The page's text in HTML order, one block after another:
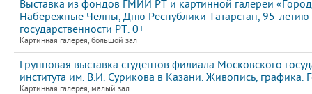
Выставка из фондов ГМИИ РТ и картинной галереи
Набережные Челны, Дню Республики Татарстан, 95-
государственности РТ. 0+
Картинная галерея, большой зал
Групповая выставка студентов филиала Московского
института им. В.И. Сурикова в Казани. Живопись,
Картинная галерея, малый зал